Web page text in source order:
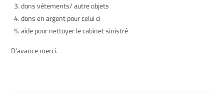
dons vêtements/ autre objets
dons en argent pour celui ci
aide pour nettoyer le cabinet sinistré
D’avance merci.